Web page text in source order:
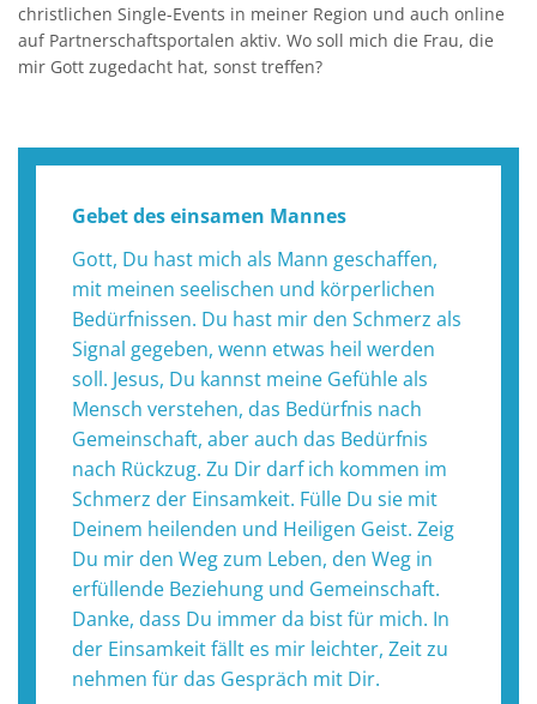
christlichen Single-Events in meiner Region und auch online
auf Partnerschaftsportalen aktiv. Wo soll mich die Frau, die
mir Gott zugedacht hat, sonst treffen?
Gebet des einsamen Mannes
Gott, Du hast mich als Mann geschaffen,
mit meinen seelischen und körperlichen
Bedürfnissen. Du hast mir den Schmerz als
Signal gegeben, wenn etwas heil werden
soll. Jesus, Du kannst meine Gefühle als
Mensch verstehen, das Bedürfnis nach
Gemeinschaft, aber auch das Bedürfnis
nach Rückzug. Zu Dir darf ich kommen im
Schmerz der Einsamkeit. Fülle Du sie mit
Deinem heilenden und Heiligen Geist. Zeig
Du mir den Weg zum Leben, den Weg in
erfüllende Beziehung und Gemeinschaft.
Danke, dass Du immer da bist für mich. In
der Einsamkeit fällt es mir leichter, Zeit zu
nehmen für das Gespräch mit Dir.